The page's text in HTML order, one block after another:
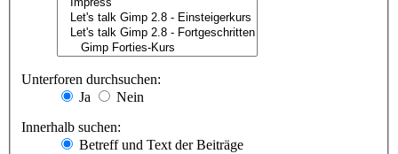
Unterforen durchsuchen:
Ja
Nein
Innerhalb suchen:
Betreff und Text der Beiträge